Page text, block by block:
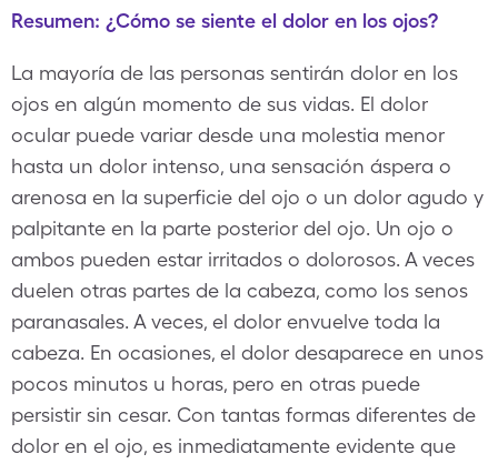
Resumen: ¿Cómo se siente el dolor en los ojos?
La mayoría de las personas sentirán dolor en los
ojos en algún momento de sus vidas. El dolor
ocular puede variar desde una molestia menor
hasta un dolor intenso, una sensación áspera o
arenosa en la superficie del ojo o un dolor agudo y
palpitante en la parte posterior del ojo. Un ojo o
ambos pueden estar irritados o dolorosos. A veces
duelen otras partes de la cabeza, como los senos
paranasales. A veces, el dolor envuelve toda la
cabeza. En ocasiones, el dolor desaparece en unos
pocos minutos u horas, pero en otras puede
persistir sin cesar. Con tantas formas diferentes de
dolor en el ojo, es inmediatamente evidente que